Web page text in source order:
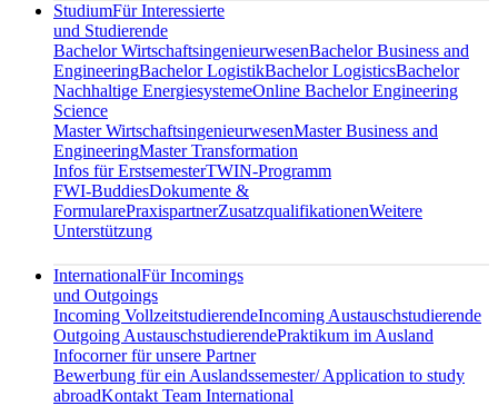
StudiumFür Interessierte
und Studierende
Bachelor WirtschaftsingenieurwesenBachelor Business and
EngineeringBachelor LogistikBachelor LogisticsBachelor
Nachhaltige EnergiesystemeOnline Bachelor Engineering
Science
Master WirtschaftsingenieurwesenMaster Business and
EngineeringMaster Transformation
Infos für ErstsemesterTWIN-Programm
FWI-BuddiesDokumente &
FormularePraxispartnerZusatzqualifikationenWeitere
Unterstützung
InternationalFür Incomings
und Outgoings
Incoming VollzeitstudierendeIncoming Austauschstudierende
Outgoing AustauschstudierendePraktikum im Ausland
Infocorner für unsere Partner
Bewerbung für ein Auslandssemester/ Application to study
abroadKontakt Team International